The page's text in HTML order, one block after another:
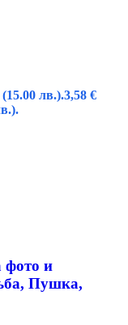
лв.).3,58 €
фото и
Пушка,